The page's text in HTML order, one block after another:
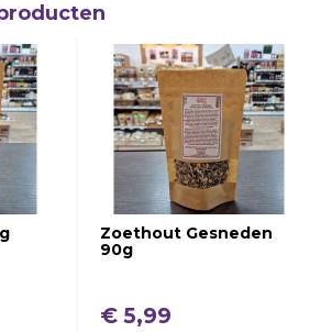
Zoethout Gesneden
90g
€ 5,99